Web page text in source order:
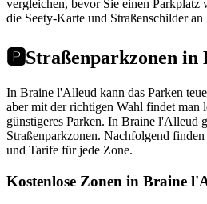
vergleichen, bevor Sie einen Parkplatz
die Seety-Karte und Straßenschilder
🅿️Straßenparkzonen
In Braine l'Alleud kann das Parken
aber mit der richtigen Wahl findet man
günstigeres Parken. In Braine l'Alleud
Straßenparkzonen. Nachfolgend
und Tarife für jede Zone.
Kostenlose Zonen in Braine